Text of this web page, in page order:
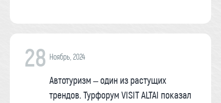
28 Ноябрь, 2024
Автотуризм – один из растущих
трендов. Турфорум VISIT ALTAI показал